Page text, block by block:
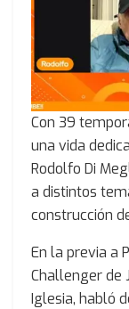
Con 39
una vida
Rodolfo Di
a distintos
construcción
En la previa a
Challenger de
Iglesia, habló